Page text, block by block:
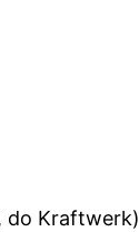
do Kraftwerk)